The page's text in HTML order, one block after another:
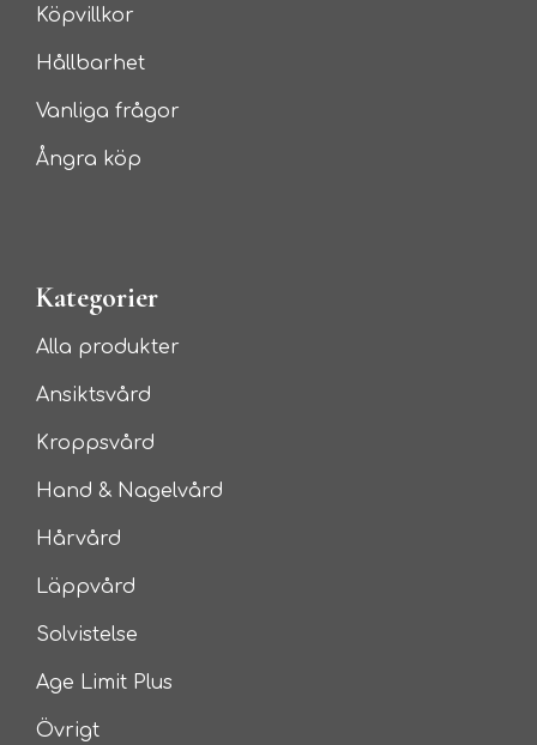
Köpvillkor
Hållbarhet
Vanliga frågor
Ångra köp
Kategorier
Alla produkter
Ansiktsvård
Kroppsvård
Hand & Nagelvård
Hårvård
Läppvård
Solvistelse
Age Limit Plus
Övrigt